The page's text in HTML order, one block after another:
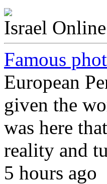
Israel Online
Famous
European
given the
was here
reality and
5 hours ago